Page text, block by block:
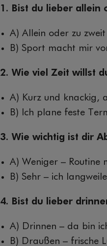
1. Bist du lieber allein
A) Allein oder zu
B) Sport macht mir
2. Wie viel Zeit willst
A) Kurz und knackig,
B) Ich plane feste
3. Wie wichtig ist dir
A) Weniger – Routine
B) Sehr – ich
4. Bist du lieber
A) Drinnen – da bin
B) Draußen – frische